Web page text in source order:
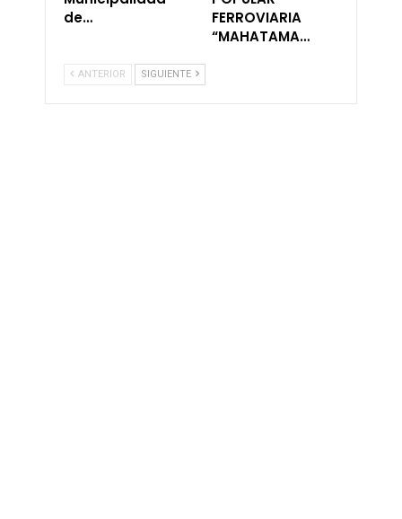
de…
FERROVIARIA
“MAHATAMA…
ANTERIOR SIGUIENTE